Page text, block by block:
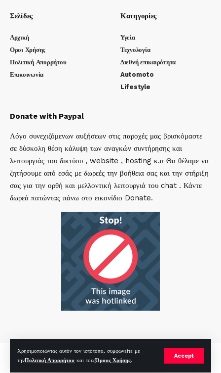
Χρησιμοποιώντας αυτόν τον ιστότοπο, συμφωνείτε με
τηνΠολιτική Απορρήτου και τουςΌρους Χρήσης.
Accept
Σελίδες
Αρχική
Οροι Χρήσης
Πολιτική Απορρήτου
Επικοινωνία
Κατηγορίες
Υγεία
Τεχνολογία
Διεθνή επικαιρότητα
Automoto
Lifestyle
Donate with Paypal
Λόγο συνεχιζόμενων αυξήσεων στις παροχές μας βρισκόμαστε
σε δύσκολη θέση κάλυψη των αναγκών συντήρησης και
λειτουργιάς του δικτύου , website , hosting κ.α Θα θέλαμε να
ζητήσουμε από εσάς με δωρεές την βοήθεια σας και την στήριξη
σας για την ορθή και μελλοντική λειτουργιά του chat . Κάντε
δωρεά πατώντας πάνω στο εικονίδιο Donate.
mirc.gr 2023 Copyright %year%, All Rights Reserved |bySp
Hosted byRealHosting